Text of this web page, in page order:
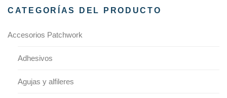
CATEGORÍAS DEL PRODUCTO
Accesorios Patchwork
Adhesivos
Agujas y alfileres